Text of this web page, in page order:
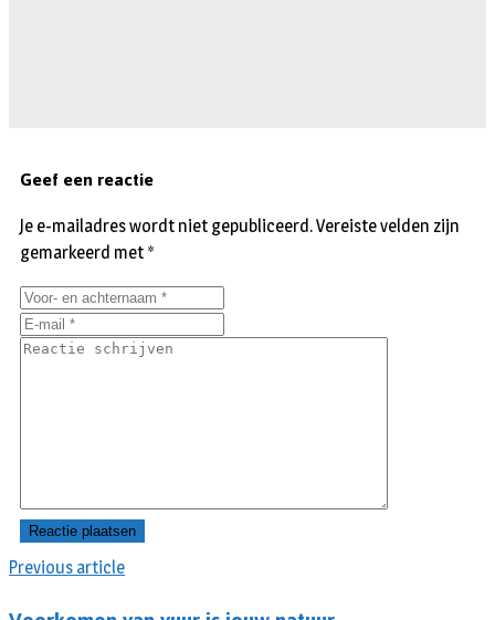
Previous article
Geef een reactie
Je e-mailadres wordt niet gepubliceerd.Vereiste velden zijn
gemarkeerd met *